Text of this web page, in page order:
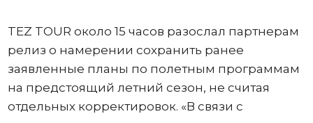
TEZ TOUR около 15 часов разослал партнерам
релиз о намерении сохранить ранее
заявленные планы по полетным программам
на предстоящий летний сезон, не считая
отдельных корректировок. «В связи с